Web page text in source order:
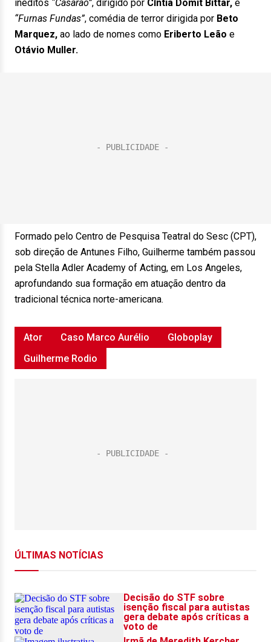
inéditos “Casarão”, dirigido por Cíntia Domit Bittar, e
“Furnas Fundas”, comédia de terror dirigida por Beto
Marquez, ao lado de nomes como Eriberto Leão e
Otávio Muller.
Formado pelo Centro de Pesquisa Teatral do Sesc (CPT),
sob direção de Antunes Filho, Guilherme também passou
pela Stella Adler Academy of Acting, em Los Angeles,
aprofundando sua formação em atuação dentro da
tradicional técnica norte-americana.
Ator Caso Marco Aurélio
Globoplay
Guilherme Rodio